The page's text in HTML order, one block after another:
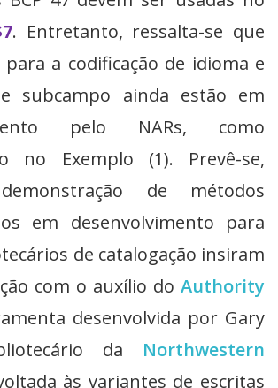
. Entretanto, ressalta-se que
a codificação de idioma e
subcampo ainda estão em
pelo NARs, como
no Exemplo (1). Prevê-se,
de métodos
em desenvolvimento para
de catalogação insiram
com o auxílio do Authority
desenvolvida por Gary
da Northwestern
às variantes de escritas